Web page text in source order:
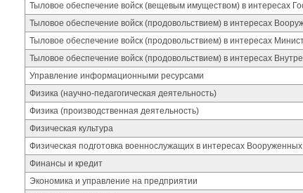
Тыловое обеспечение войск (вещевым имуществом) в интересах
Тыловое обеспечение войск (продовольствием) в интересах
Тыловое обеспечение войск (продовольствием) в интересах
Тыловое обеспечение войск (продовольствием) в интересах
Управление информационными ресурсами
Физика (научно-педагогическая деятельность)
Физика (производственная деятельность)
Физическая культура
Физическая подготовка военнослужащих в интересах
Финансы и кредит
Экономика и управление на предприятии